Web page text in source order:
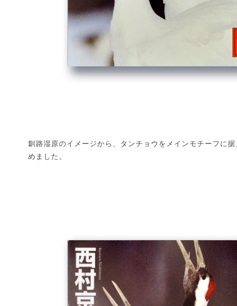
釧路湿原のイメージから、タンチョウをメインモチーフに
めました。